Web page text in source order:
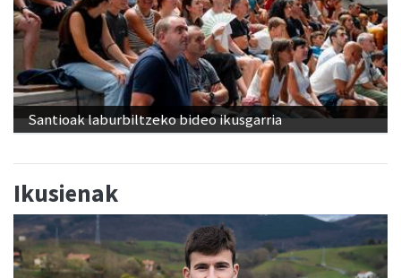
Santioak laburbiltzeko bideo ikusgarria
Ikusienak